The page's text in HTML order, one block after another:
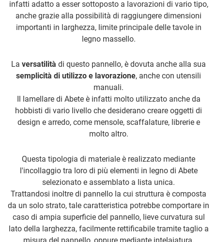
infatti adatto a esser sottoposto a lavorazioni di vario tipo,
anche grazie alla possibilità di raggiungere dimensioni
importanti in larghezza, limite principale delle tavole in
legno massello.
La versatilità di questo pannello, è dovuta anche alla sua
semplicità di utilizzo e lavorazione, anche con utensili
manuali.
Il lamellare di Abete è infatti molto utilizzato anche da
hobbisti di vario livello che desiderano creare oggetti di
design e arredo, come mensole, scaffalature, librerie e
molto altro.
Questa tipologia di materiale è realizzato mediante
l'incollaggio tra loro di più elementi in legno di Abete
selezionato e assemblato a lista unica.
Trattandosi inoltre di pannello la cui struttura è composta
da un solo strato, tale caratteristica potrebbe comportare in
caso di ampia superficie del pannello, lieve curvatura sul
lato della larghezza, facilmente rettificabile tramite taglio a